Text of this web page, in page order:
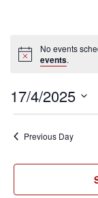
No events
events.
17/4/2025
Select
date.Previous Day